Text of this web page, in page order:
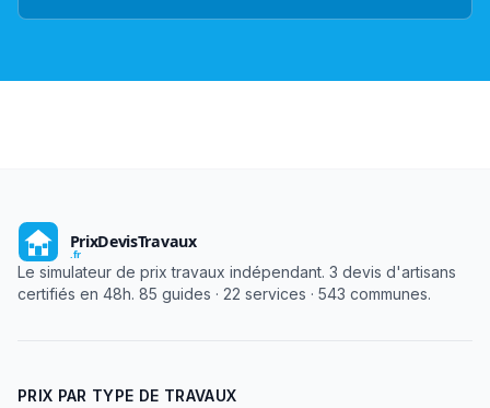
Le simulateur de prix travaux indépendant. 3 devis d'artisans
certifiés en 48h. 85 guides · 22 services · 543 communes.
PRIX PAR TYPE DE TRAVAUX